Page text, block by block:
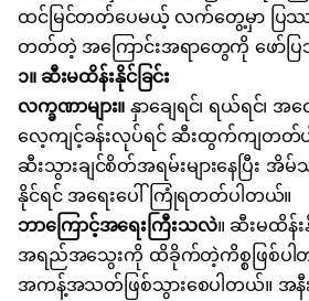
ထင်မြင်တတ်ပေမယ့် လက်တွေ့မှာ ပြဿ
တတ်တဲ့ အကြောင်းအရာတွေကို ဖော်ပြသွ
၁။ ဆီးမထိန်းနိုင်ခြင်း
လက္ခဏာများ။ နှာချေရင်၊ ရယ်ရင်၊ အ
လေ့ကျင့်ခန်းလုပ်ရင် ဆီးထွက်ကျတတ်ပ
ဆီးသွားချင်စိတ်အရမ်းများနေပြီး အိ
နိုင်ရင် အရေးပေါ် ကြုံရတတ်ပါတယ်။
ဘာကြောင့်အရေးကြီးသလဲ။ ဆီးမထိန်း
အရည်အသွေးကို ထိခိုက်တဲ့ကိစ္စဖြစ်ပါ
အကန့်အသတ်ဖြစ်သွားစေပါတယ်။ အနီ